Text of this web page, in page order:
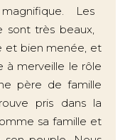
Les
sont très beaux,
et bien menée, et
à merveille le rôle
père de famille
pris dans la
sa famille et